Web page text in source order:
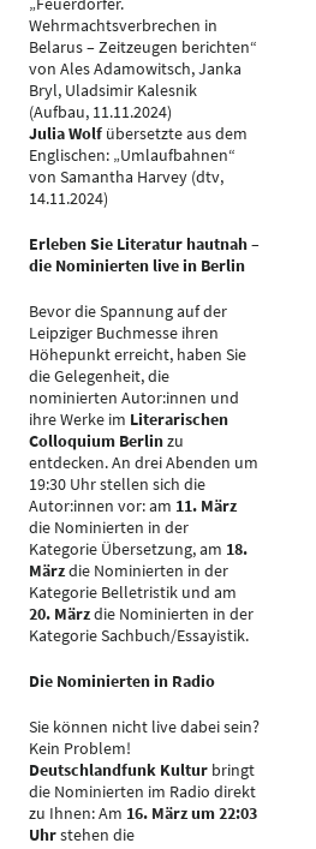
Wehrmachtsverbrechen in
Belarus – Zeitzeugen berichten“
von Ales Adamowitsch, Janka
Bryl, Uladsimir Kalesnik
(Aufbau, 11.11.2024)
Julia Wolf übersetzte aus dem
Englischen: „Umlaufbahnen“
von Samantha Harvey (dtv,
14.11.2024)
Erleben Sie Literatur hautnah –
die Nominierten live in Berlin
Bevor die Spannung auf der
Leipziger Buchmesse ihren
Höhepunkt erreicht, haben Sie
die Gelegenheit, die
nominierten Autor:innen und
ihre Werke im Literarischen
Colloquium Berlinzu
entdecken. An drei Abenden um
19:30 Uhr stellen sich die
Autor:innen vor: am 11. März
die Nominierten in der
Kategorie Übersetzung, am 18.
Märzdie Nominierten in der
Kategorie Belletristik und am
20. Märzdie Nominierten in der
Kategorie Sachbuch/Essayistik.
Die Nominierten in Radio
Sie können nicht live dabei sein?
Kein Problem!
Deutschlandfunk Kultur bringt
die Nominierten im Radio direkt
zu Ihnen: Am 16. März um 22:03
Uhrstehen die